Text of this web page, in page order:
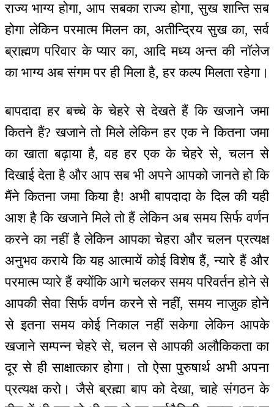
राज्य भाग्य होगा, आप सबका राज्य होगा, सुख शान्ति सब
होगा लेकिन परमात्म मिलन का, अतीन्द्रिय सुख का, सर्व
ब्राह्मण परिवार के प्यार का, आदि मध्य अन्त की नॉलेज
का भाग्य अब संगम पर ही मिला है, हर कल्प मिलता रहेगा।
बापदादा हर बच्चे के चेहरे से देखते हैं कि खजाने जमा
कितने हैं? खजाने तो मिले लेकिन हर एक ने कितना जमा
का खाता बढ़ाया है, वह हर एक के चेहरे से, चलन से
दिखाई देता है और आप सब भी अपने आपको जानते हो कि
मैंने कितना जमा किया है! अभी बापदादा के दिल की यही
आश है कि खजाने मिले तो हैं लेकिन अब समय सिर्फ वर्णन
करने का नहीं है लेकिन आपका चेहरा और चलन प्रत्यक्ष
अनुभव कराये कि यह आत्मायें कोई विशेष हैं, न्यारे हैं और
परमात्म प्यारे हैं क्योंकि आगे चलकर समय परिवर्तन होने से
आपकी सेवा सिर्फ वर्णन करने से नहीं, समय नाजुक होने
से इतना समय कोई निकाल नहीं सकेगा लेकिन आपके
खजाने सम्पन्न चेहरे से, चलन से आपकी अलौकिकता का
दूर से ही साक्षात्कार होगा। तो ऐसा पुरुषार्थ अभी अपना
प्रत्यक्ष करो। जैसे ब्रह्मा बाप को देखा, चाहे संगठन के